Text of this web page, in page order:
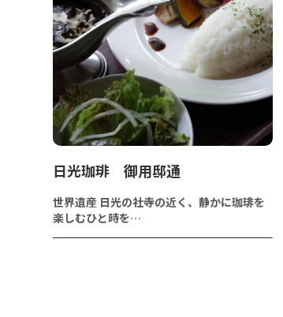
日光珈琲 御用邸通
世界遺産 日光の社寺の近く、静かに珈琲を
楽しむひと時を…